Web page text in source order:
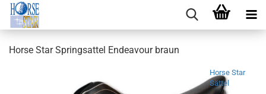
Horse Star Springsattel Endeavour braun
Horse Star
Sättel